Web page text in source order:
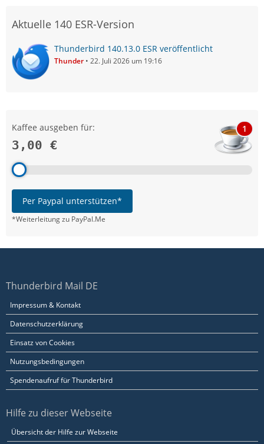
Aktuelle 140 ESR-Version
Thunderbird 140.13.0 ESR veröffentlicht
Thunder 22. Juli 2026 um 19:16
Kaffee ausgeben für:
3,00 €
1
Per Paypal unterstützen*
*Weiterleitung zu PayPal.Me
Thunderbird Mail DE
Impressum & Kontakt
Datenschutzerklärung
Einsatz von Cookies
Nutzungsbedingungen
Spendenaufruf für Thunderbird
Hilfe zu dieser Webseite
Übersicht der Hilfe zur Webseite